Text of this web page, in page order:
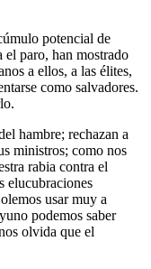
potencial de
el paro, han mostrado
a ellos, a las élites,
como salvadores.
hambre; rechazan a
ministros; como nos
rabia contra el
elucubraciones
usar muy a
podemos saber
olvida que el